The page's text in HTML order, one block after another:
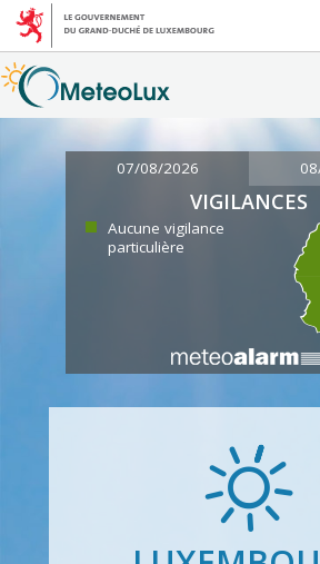
07/08/2026
VIGILANCES
Aucune vigilance
particulière